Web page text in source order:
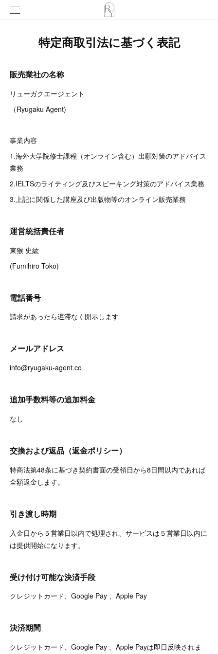
特定商取引法に基づく表記
販売業社の名称
リューガクエージェント
（Ryugaku Agent)
事業内容
1.海外大学院修士課程（オンライン含む）出願対策のアドバイス
業務
2.IELTSのライティング及びスピーキング対策のアドバイス業務
3.上記に関係した講座及び出版物等のオンライン販売業務
運営統括責任者
東猴 史紘
(Fumihiro Toko)
電話番号
請求があったら遅滞なく開示します
メールアドレス
info@ryugaku-agent.co
追加手数料等の追加料金
なし
交換および返品（返金ポリシー）
特商法第48条に基づき契約書面の受領日から8日間以内であれば
全額返金します。
引き渡し時期
入金日から５営業日以内で処理され、サービスは５営業日以内に
は提供開始になります。
受け付け可能な決済手段
クレジットカード、Google Pay 、Apple Pay
決済期間
クレジットカード、Google Pay 、Apple Payは即日反映されま